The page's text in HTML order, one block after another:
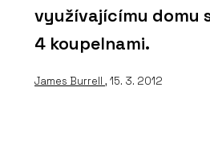
využívajícímu domu
4 koupelnami.
James Burrell , 15. 3. 2012